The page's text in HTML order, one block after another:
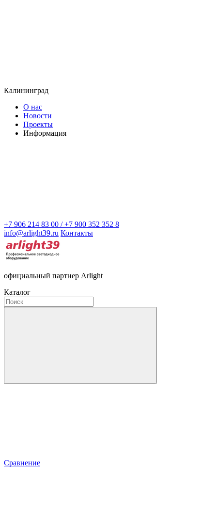
Калининград
О нас
Новости
Проекты
Информация
+7 906 214 83 00 / +7 900 352 352 8
info@arlight39.ru Контакты
официальный партнер Arlight
Каталог
Сравнение